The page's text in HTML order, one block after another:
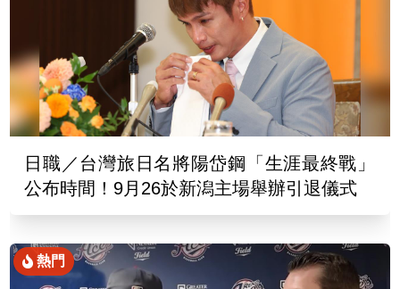
日職／台灣旅日名將陽岱鋼「生涯最終戰」
公布時間！9月26於新潟主場舉辦引退儀式
熱門